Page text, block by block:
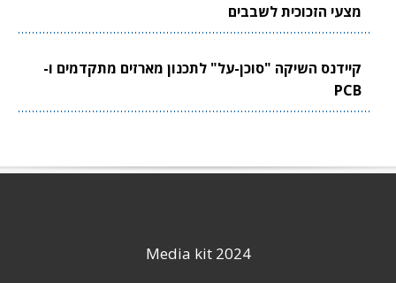
מצעי הזכוכית לשבבים
קיידנס השיקה "סוכן-על" לתכנון מארזים מתקדמים ו-
PCB
Media kit 2024